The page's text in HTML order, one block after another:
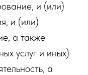
и (или)
и (или)
а также
услуг и иных)
а